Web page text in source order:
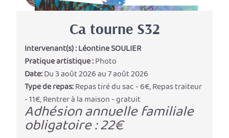
Ca tourne S32
Intervenant(s) :Léontine SOULIER
Pratique artistique :Photo
Date:Du 3 août 2026 au 7 août 2026
Type de repas:Repas tiré du sac - 6€, Repas traiteur
- 11€, Rentrer à la maison - gratuit
Adhésion annuelle familiale
obligatoire : 22€